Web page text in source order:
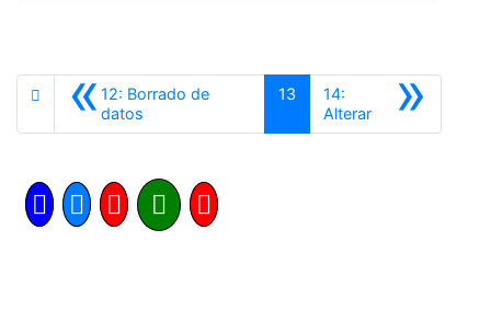
«12: Borrado de
datos
13 »
14:
AlterarSiguiente